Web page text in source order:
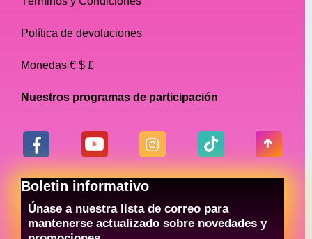
Política de devoluciones
Monedas € $ £
Nuestros programas de participación
Boletin informativo
Únase a nuestra lista de correo para
mantenerse actualizado sobre novedades y